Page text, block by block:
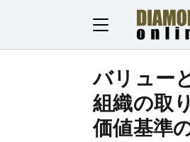
バリュー
組織の取
価値基準